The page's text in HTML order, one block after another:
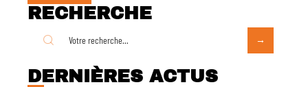
RECHERCHE
DERNIÈRES ACTUS